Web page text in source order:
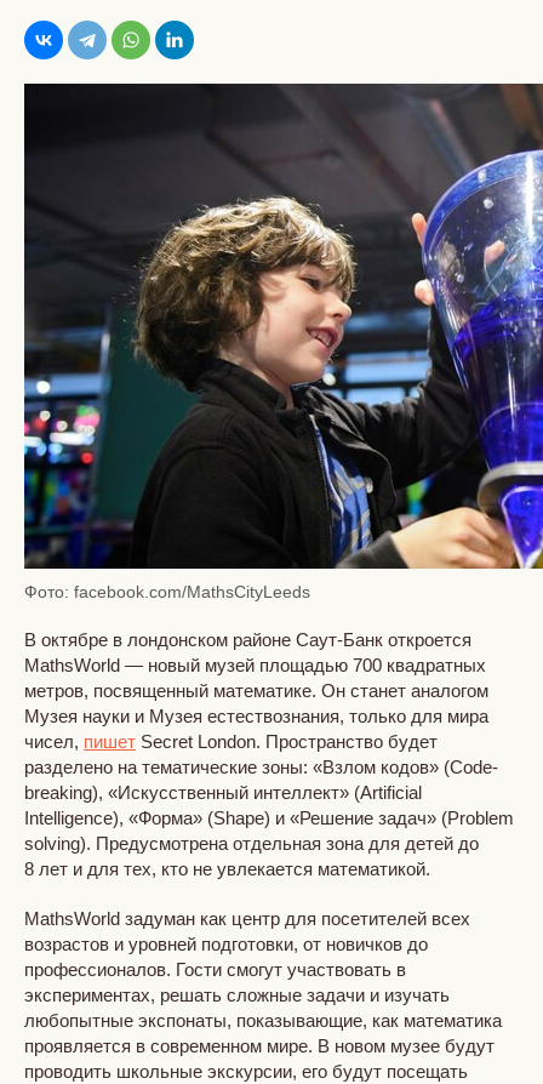
Фото: facebook.com/MathsCityLeeds
В октябре в лондонском районе Саут-Банк откроется
MathsWorld — новый музей площадью 700 квадратных
метров, посвященный математике. Он станет аналогом
Музея науки и Музея естествознания, только для мира
чисел, пишет Secret London. Пространство будет
разделено на тематические зоны: «Взлом кодов» (Code-
breaking), «Искусственный интеллект» (Artificial
Intelligence), «Форма» (Shape) и «Решение задач» (Problem
solving). Предусмотрена отдельная зона для детей до
8 лет и для тех, кто не увлекается математикой.
MathsWorld задуман как центр для посетителей всех
возрастов и уровней подготовки, от новичков до
профессионалов. Гости смогут участвовать в
экспериментах, решать сложные задачи и изучать
любопытные экспонаты, показывающие, как математика
проявляется в современном мире. В новом музее будут
проводить школьные экскурсии, его будут посещать